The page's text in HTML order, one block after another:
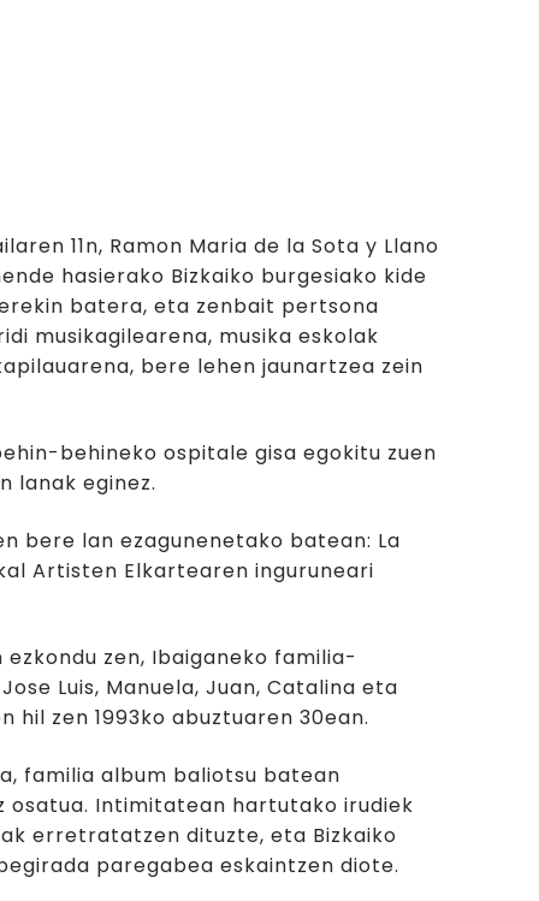
11n, Ramon Maria de la Sota y Llano
hasierako Bizkaiko burgesiako kide
batera, eta zenbait pertsona
musikagilearena, musika eskolak
bere lehen jaunartzea zein
behineko ospitale gisa egokitu zuen
lanak eginez.
bere lan ezagunenetako batean: La
Artisten Elkartearen inguruneari
ezkondu zen, Ibaiganeko familia-
Luis, Manuela, Juan, Catalina eta
hil zen 1993ko abuztuaren 30ean.
familia album baliotsu batean
osatua. Intimitatean hartutako irudiek
erretratatzen dituzte, eta Bizkaiko
paregabea eskaintzen diote.